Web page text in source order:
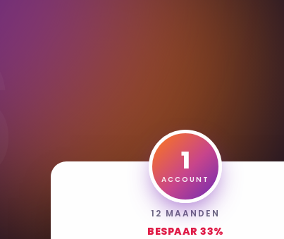
1
ACCOUNT
12 MAANDEN
BESPAAR 33%